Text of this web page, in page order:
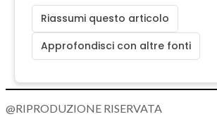
Riassumi questo articolo
Approfondisci con altre fonti
@RIPRODUZIONE RISERVATA